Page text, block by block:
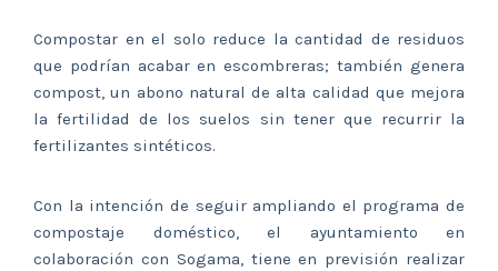
Compostar en el solo reduce la cantidad de residuos
que podrían acabar en escombreras; también genera
compost, un abono natural de alta calidad que mejora
la fertilidad de los suelos sin tener que recurrir la
fertilizantes sintéticos.
Con la intención de seguir ampliando el programa de
compostaje doméstico, el ayuntamiento en
colaboración con Sogama, tiene en previsión realizar